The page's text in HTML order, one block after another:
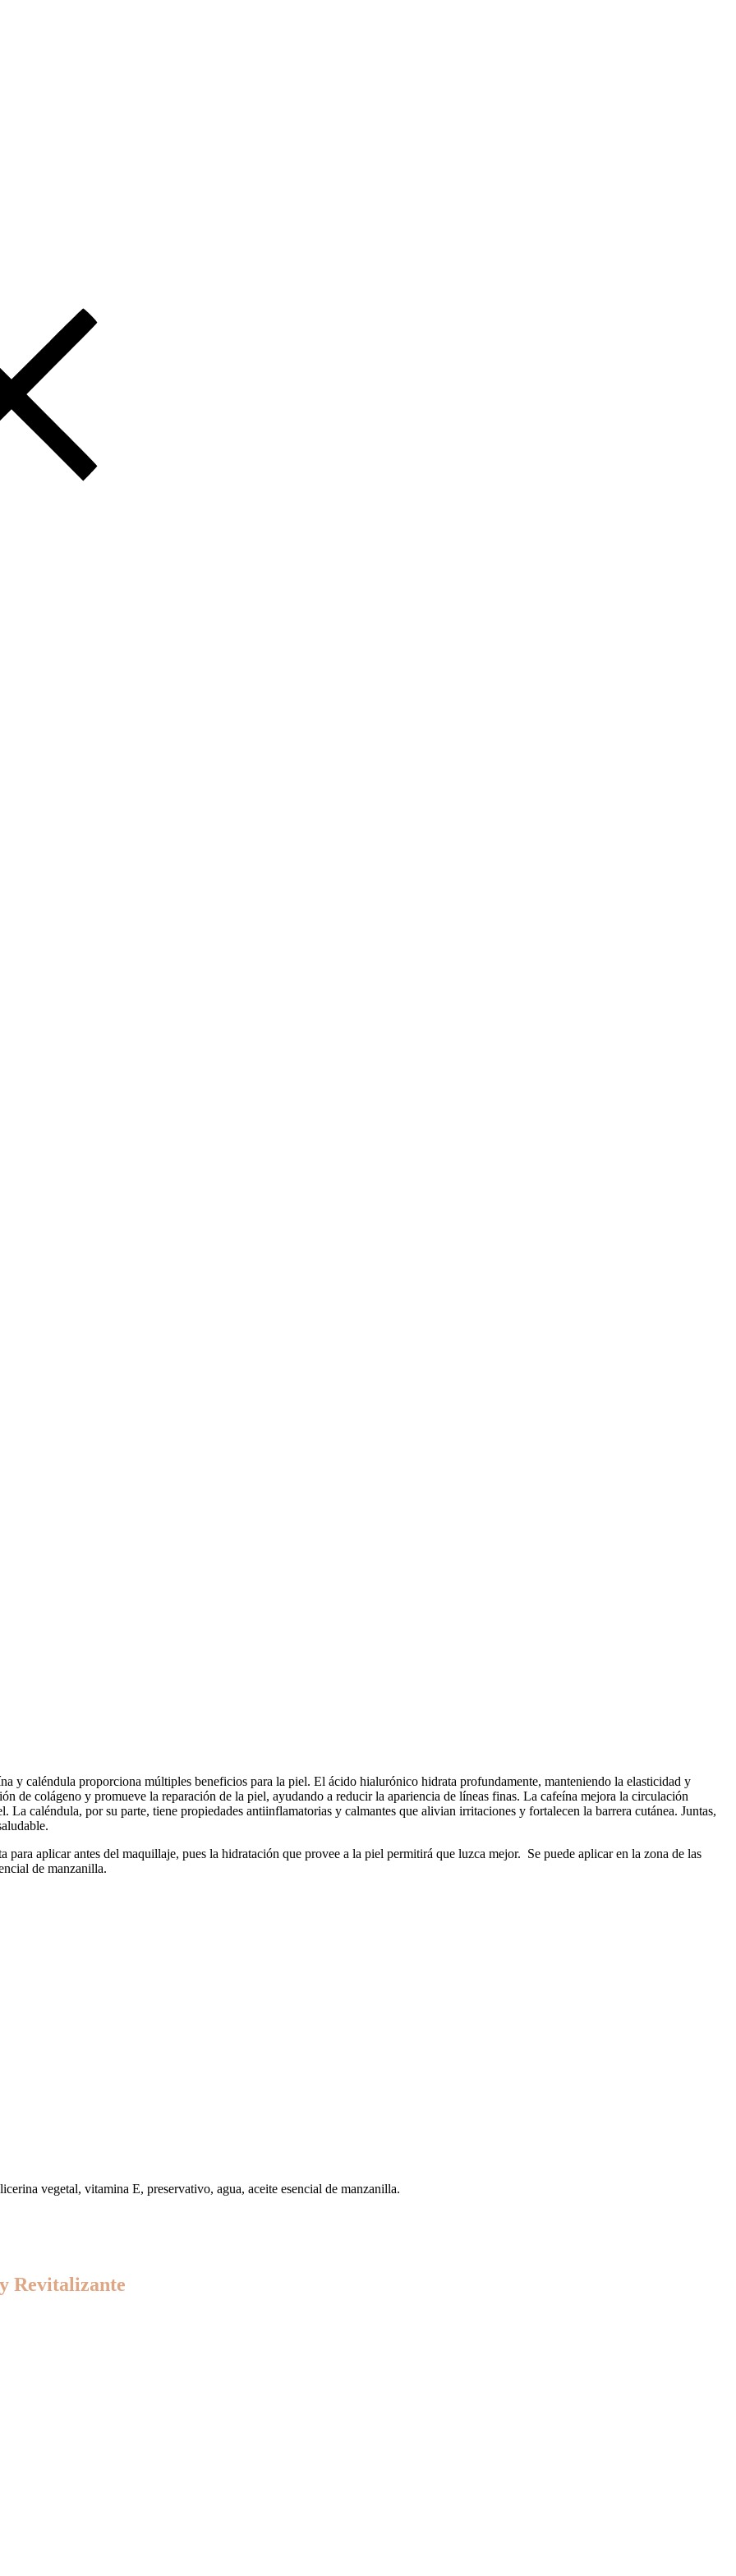
y caléndula proporciona múltiples beneficios para la piel. El ácido hialurónico hidrata profundamente, manteniendo la elasticidad y
de colágeno y promueve la reparación de la piel, ayudando a reducir la apariencia de líneas finas. La cafeína mejora la circulación
La caléndula, por su parte, tiene propiedades antiinflamatorias y calmantes que alivian irritaciones y fortalecen la barrera cutánea. Juntas,
para aplicar antes del maquillaje, pues la hidratación que provee a la piel permitirá que luzca mejor. Se puede aplicar en la zona de las
de manzanilla.
vegetal, vitamina E, preservativo, agua, aceite esencial de manzanilla.
Revitalizante